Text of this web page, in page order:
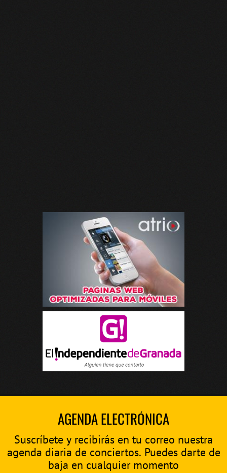
AGENDA ELECTRÓNICA
Suscríbete y recibirás en tu correo nuestra
agenda diaria de conciertos. Puedes darte de
baja en cualquier momento